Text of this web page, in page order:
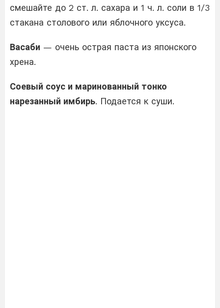
смешайте до 2 ст. л. сахара и 1 ч. л. соли в 1/3
стакана столового или яблочного уксуса.
Васаби — очень острая паста из японского
хрена.
Соевый соус и маринованный тонко
нарезанный имбирь. Подается к суши.